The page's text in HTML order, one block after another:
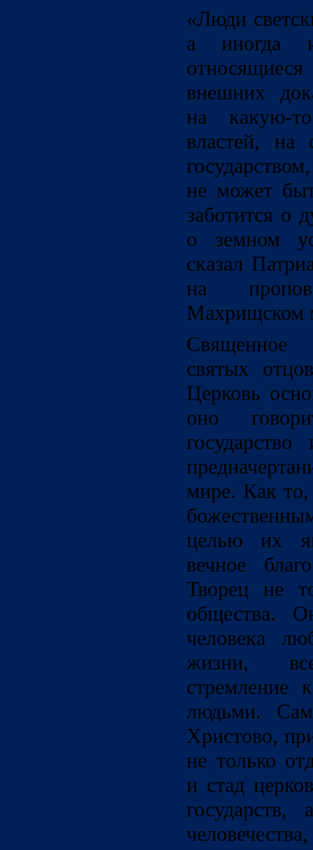
«Люди
а иногда и
внешних
на какую-
властей, на
не может
заботится о
о земном
сказал
на
Махрищском
святых
Церковь
оно
мире. Как то,
целью их
вечное
Творец не
общества.
человека
жизни,
стремление
людьми.
Христово,
не только
и стад